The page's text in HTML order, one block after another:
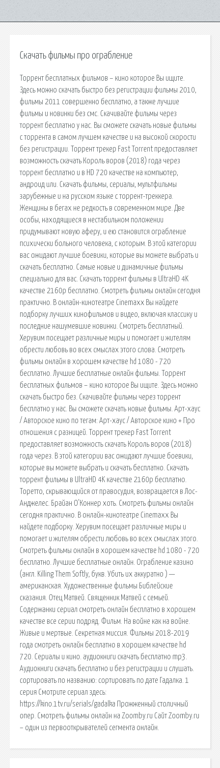
Скачать фильмы про ограбление
Торрент бесплатных фильмов – кино которое Вы ищите.
Здесь можно скачать быстро без регистрации фильмы 2010,
фильмы 2011 совершенно бесплатно, а также лучшие
фильмы и новинки без смс. Скачивайте фильмы через
торрент бесплатно у нас. Вы сможете скачать новые фильмы
с торрента в самом лучшем качестве и на высокой скорости
без регистрации. Торрент трекер Fast Torrent предоставляет
возможность скачать Король воров (2018) года через
торрент бесплатно и в HD 720 качестве на компьютер,
андроид или. Скачать фильмы, сериалы, мультфильмы
зарубежные и на русском языке с торрент-треккера.
Женщины в бегах не редкость в современном мире. Две
особы, находящиеся в нестабильном положении
придумывают новую аферу, и ею становится ограбление
психически больного человека, с которым. В этой категории
вас ожидают лучшие боевики, которые вы можете выбрать и
скачать бесплатно. Самые новые и динамичные фильмы
специально для вас. Скачать торрент фильмы в UltraHD 4K
качестве 2160p бесплатно. Смотреть фильмы онлайн сегодня
практично. В онлайн-кинотеатре Cinemaxx Вы найдете
подборку лучших кинофильмов и видео, включая классику и
последние нашумевшие новинки. Смотреть бесплатный.
Херувим посещает различные миры и помогает и жителям
обрести любовь во всех смыслах этого слова. Смотреть
фильмы онлайн в хорошем качестве hd 1080 - 720
бесплатно. Лучшие бесплатные онлайн фильмы. Торрент
бесплатных фильмов – кино которое Вы ищите. Здесь можно
скачать быстро без. Скачивайте фильмы через торрент
бесплатно у нас. Вы сможете скачать новые фильмы. Арт-хаус
/ Авторское кино по тегам: Арт-хаус / Авторское кино + Про
отношения с разницей. Торрент трекер Fast Torrent
предоставляет возможность скачать Король воров (2018)
года через. В этой категории вас ожидают лучшие боевики,
которые вы можете выбрать и скачать бесплатно. Скачать
торрент фильмы в UltraHD 4K качестве 2160p бесплатно.
Торетто, скрывающийся от правосудия, возвращается в Лос-
Анджелес. Брайан О’Коннер хоть. Смотреть фильмы онлайн
сегодня практично. В онлайн-кинотеатре Cinemaxx Вы
найдете подборку. Херувим посещает различные миры и
помогает и жителям обрести любовь во всех смыслах этого.
Смотреть фильмы онлайн в хорошем качестве hd 1080 - 720
бесплатно. Лучшие бесплатные онлайн. Ограбление казино
(англ. Killing Them Softly, букв. Убить их аккуратно ) —
американская. Художественные фильмы Библейские
сказания. Отец Матвей. Священник Матвей с семьей.
Содержанки сериал смотреть онлайн бесплатно в хорошем
качестве все серии подряд. Фильм. На войне как на войне.
Живые и мертвые. Секретная миссия. Фильмы 2018-2019
года смотреть онлайн бесплатно в хорошем качестве hd
720. Сериалы и кино. аудиокниги скачать бесплатно mp3.
Аудиокниги скачать бесплатно и без регистрации и слушать.
сортировать по названию: сортировать по дате Гадалка. 1
серия Смотрите сериал здесь:
https://kino.1tv.ru/serials/gadalka Прожженный столичный
опер. Смотреть фильмы онлайн на Zoomby.ru Сайт Zoomby.ru
– один из первооткрывателей сегмента онлайн.